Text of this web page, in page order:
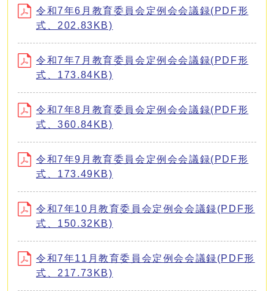
令和7年6月教育委員会定例会会議録(PDF形
式、202.83KB)
令和7年7月教育委員会定例会会議録(PDF形
式、173.84KB)
令和7年8月教育委員会定例会会議録(PDF形
式、360.84KB)
令和7年9月教育委員会定例会会議録(PDF形
式、173.49KB)
令和7年10月教育委員会定例会会議録(PDF形
式、150.32KB)
令和7年11月教育委員会定例会会議録(PDF形
式、217.73KB)